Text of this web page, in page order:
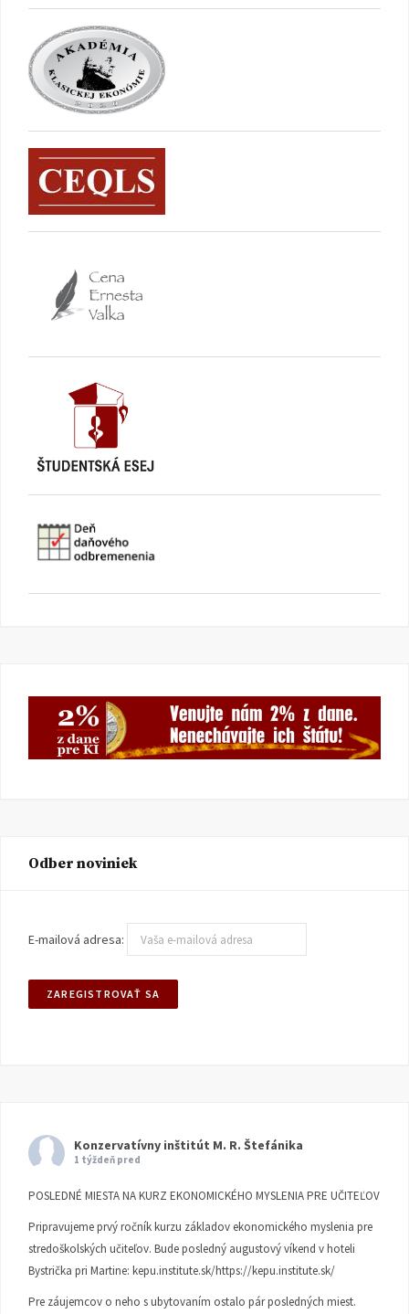
Odber noviniek
E-mailová adresa:
Konzervatívny inštitút M. R. Štefánika
1 týždeň pred
POSLEDNÉ MIESTA NA KURZ EKONOMICKÉHO MYSLENIA PRE UČITEĽOV
Pripravujeme prvý ročník kurzu základov ekonomického myslenia pre
stredoškolských učiteľov. Bude posledný augustový víkend v hoteli
Bystrička pri Martine: kepu.institute.sk/https://kepu.institute.sk/
Pre záujemcov o neho s ubytovaním ostalo pár posledných miest.